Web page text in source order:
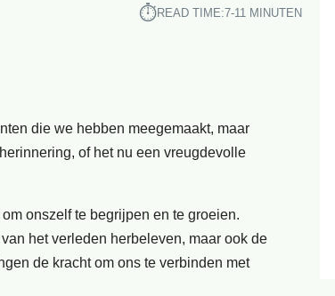
⏱︎READ TIME:7-11 MINUTEN
die we hebben meegemaakt, maar
of het nu een vreugdevolle
onszelf te begrijpen en te groeien.
het verleden herbeleven, maar ook de
de kracht om ons te verbinden met